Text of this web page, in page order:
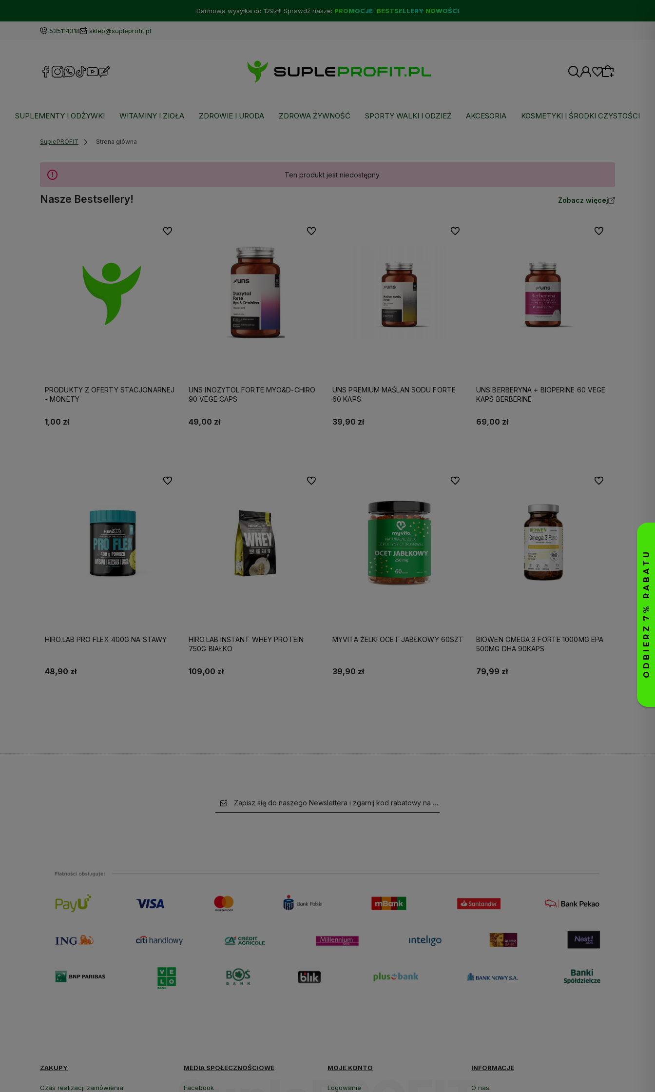
Darmowa wysyłka od 129zł!! Sprawdź nasze: PROMOCJE BESTSELLERY NOWOŚCI
535114318 sklep@supleprofit.pl
SUPLEMENTY I ODŻYWKI WITAMINY I ZIOŁA ZDROWIE I URODA ZDROWA ŻYWNOŚĆ SPORTY WALKI I ODZIEŻ AKCESORIA KOSMETYKI I ŚRODKI CZYSTOŚCI
SuplePROFIT Strona główna
Ten produkt jest niedostępny.
Nasze Bestsellery! Zobacz więcej
PRODUKTY Z OFERTY STACJONARNEJ
- MONETY
1,00 zł
Do ulubionych
UNS INOZYTOL FORTE MYO&D-CHIRO
90 VEGE CAPS
49,00 zł
Do ulubionych
UNS PREMIUM MAŚLAN SODU FORTE
60 KAPS
39,90 zł
Do ulubionych
UNS BERBERYNA + BIOPERINE 60 VEGE
KAPS BERBERINE
69,00 zł
Do ulubionych
HIRO.LAB PRO FLEX 400G NA STAWY
48,90 zł
Do ulubionych
HIRO.LAB INSTANT WHEY PROTEIN
750G BIAŁKO
109,00 zł
Do ulubionych
MYVITA ŻELKI OCET JABŁKOWY 60SZT
39,90 zł
Do ulubionych
BIOWEN OMEGA 3 FORTE 1000MG EPA
500MG DHA 90KAPS
79,99 zł
Do ulubionych
Zapisz się do naszego Newslettera i zgarnij kod rabatowy na pierwsze zakupy!
ZAKUPY
Czas realizacji zamówienia
MEDIA SPOŁECZNOŚCIOWE
Facebook
MOJE KONTO
Logowanie
INFORMACJE
O nas